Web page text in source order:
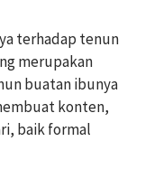
terhadap tenun
merupakan
buatan ibunya
konten,
baik formal